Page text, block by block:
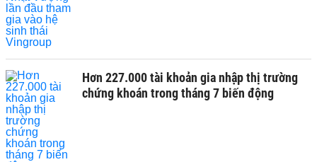
Hơn 227.000 tài khoản gia nhập thị trường
chứng khoán trong tháng 7 biến động